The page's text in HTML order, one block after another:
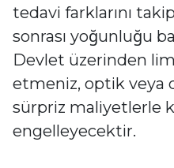
tedavi farklarını
sonrası yoğunluğu
Devlet üzerinden
etmeniz, optik veya
sürpriz maliyetlerle
engelleyecektir.